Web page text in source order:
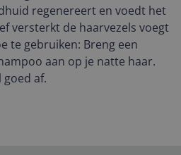
regenereert en voedt het
versterkt de haarvezels voegt
te gebruiken: Breng een
aan op je natte haar.
goed af.